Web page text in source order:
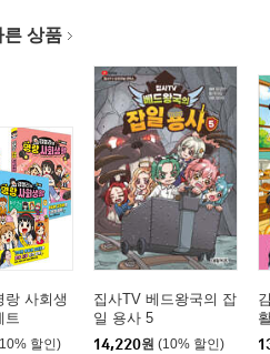
른 상품
랑 사회생
트
할인)
집사TV 베드왕국의 잡
일 용사 5
14,220원 (10% 할인)